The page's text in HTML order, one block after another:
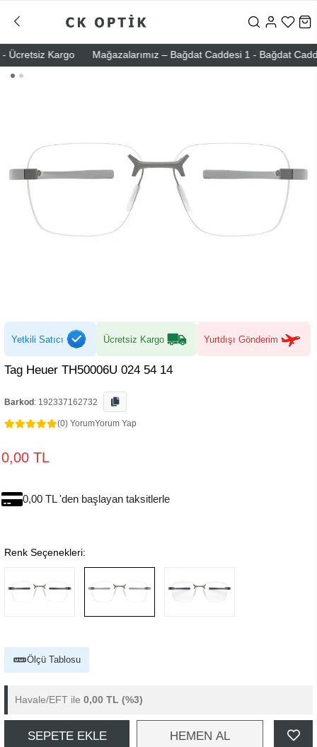
Kargo Mağazalarımız – Bağdat Caddesi 1 - Bağdat
Yetkili Satıcı Ücretsiz Kargo Yurtdışı Gönderim
Tag Heuer TH50006U 024 54 14
Barkod : 192337162732
(0) YorumYorum Yap
0,00 TL
0,00 TL 'den başlayan taksitlerle
Renk Seçenekleri:
Ölçü Tablosu
Havale/EFT ile 0,00 TL (%3)
SEPETE EKLE HEMEN AL